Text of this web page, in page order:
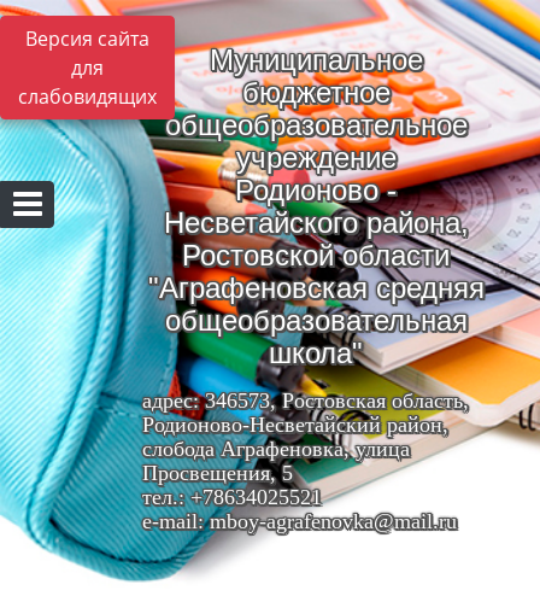
Версия сайта
для
слабовидящих
Муниципальное
бюджетное
общеобразовательное
учреждение
Родионово -
Несветайского района,
Ростовской области
"Аграфеновская средняя
общеобразовательная
школа"
адрес: 346573, Ростовская область,
Родионово-Несветайский район,
слобода Аграфеновка, улица
Просвещения, 5
тел.: +78634025521
e-mail: mboy-agrafenovka@mail.ru